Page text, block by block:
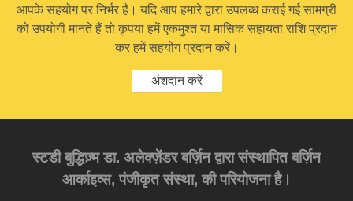
आपके सहयोग पर निर्भर है। यदि आप हमारे द्वारा उपलब्ध कराई गई सामग्री
को उपयोगी मानते हैं तो कृपया हमें एकमुश्त या मासिक सहायता राशि प्रदान
कर हमें सहयोग प्रदान करें।
अंशदान करें
स्टडी बुद्धिज़्म डा. अलेक्ज़ेंडर बर्ज़िन द्वारा संस्थापित बर्ज़िन
आर्काइव्स, पंजीकृत संस्था, की परियोजना है।